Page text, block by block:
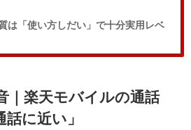
は「使い方しだい」で十分実用レベ
｜楽天モバイルの通話
に近い」